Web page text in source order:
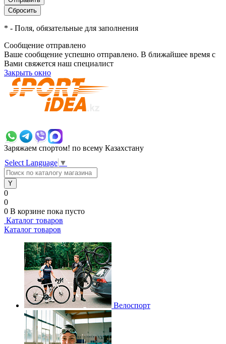
* - Поля, обязательные для заполнения
Сообщение отправлено
Ваше сообщение успешно отправлено. В ближайшее время с
Вами свяжется наш специалист
Закрыть окно
Заряжаем спортом! по всему Казахстану
Select Language ▼
0
0
0 В корзине пока пусто
Каталог товаров
Каталог товаров
Велоспорт